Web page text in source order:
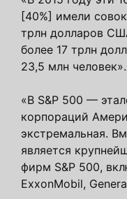
[40%] имели
трлн долларов
более 17 трлн
23,5 млн человек».
«В S&P 500 —
корпораций
экстремальная.
является
фирм S&P 500,
ExxonMobil,